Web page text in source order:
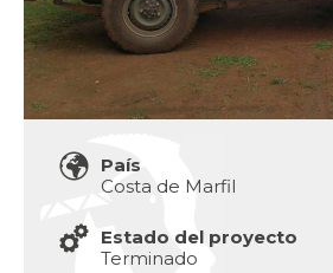
País
Costa de Marfil
Estado del proyecto
Terminado